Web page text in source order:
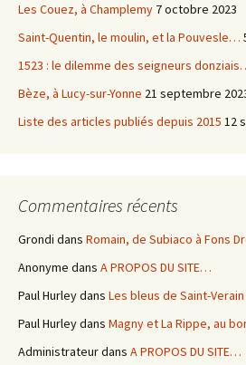
Les Couez, à Champlemy 7 octobre 2023
Saint-Quentin, le moulin, et la Pouvesle…
1523 : le dilemme des seigneurs
Bèze, à Lucy-sur-Yonne 21 septembre
Liste des articles publiés depuis 2015 12
Commentaires récents
Grondi dans Romain, de Subiaco à Fons
Anonyme dans A PROPOS DU SITE…
Paul Hurleydans Les bleus de Saint-
Paul Hurleydans Magny et La Rippe, au
Administrateurdans A PROPOS DU SITE…